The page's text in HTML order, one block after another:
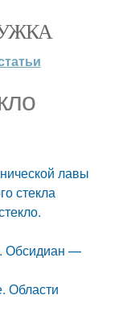
лавы
стекла
Обсидиан —
Области